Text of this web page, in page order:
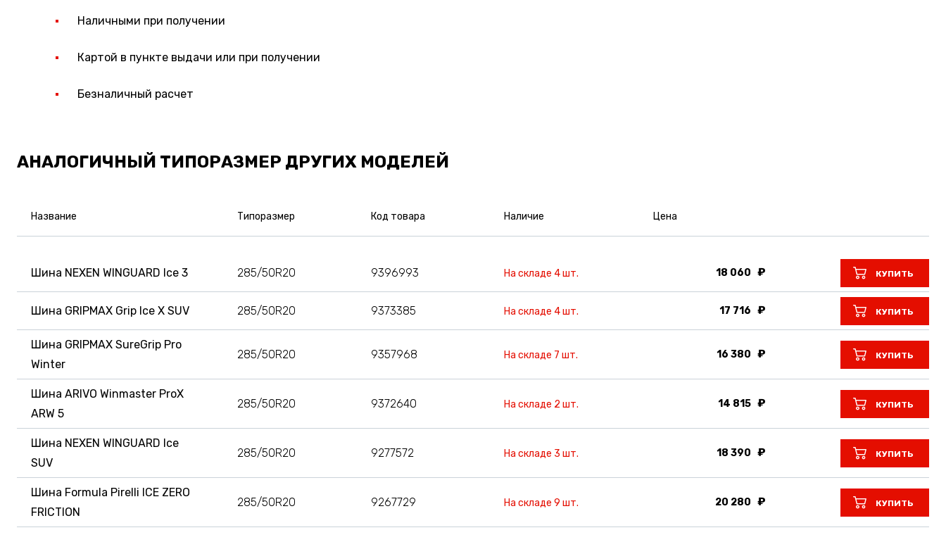
Наличными при получении
Картой в пункте выдачи или при получении
Безналичный расчет
АНАЛОГИЧНЫЙ ТИПОРАЗМЕР ДРУГИХ МОДЕЛЕЙ
Название Типоразмер Код товара Наличие Цена
Шина NEXEN WINGUARD Ice 3 285/50R20 9396993 На складе 4 шт. 18 060 КУПИТЬ
Шина GRIPMAX Grip Ice X SUV 285/50R20 9373385 На складе 4 шт. 17 716 КУПИТЬ
Шина GRIPMAX SureGrip Pro
Winter
285/50R20 9357968 На складе 7 шт. 16 380 КУПИТЬ
Шина ARIVO Winmaster ProX
ARW 5
285/50R20 9372640 На складе 2 шт. 14 815 КУПИТЬ
Шина NEXEN WINGUARD Ice
SUV
285/50R20 9277572 На складе 3 шт. 18 390 КУПИТЬ
Шина Formula Pirelli ICE ZERO
FRICTION
285/50R20 9267729 На складе 9 шт. 20 280 КУПИТЬ